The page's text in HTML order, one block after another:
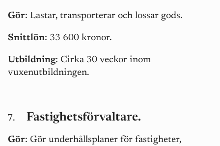
Gör: Lastar, transporterar och lossar gods.
Snittlön: 33 600 kronor.
Utbildning: Cirka 30 veckor inom
vuxenutbildningen.
Fastighetsförvaltare.
Gör: Gör underhållsplaner för fastigheter,